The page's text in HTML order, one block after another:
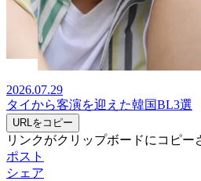
2026.07.29
タイから客演を迎えた韓国BL3選
URLをコピー
リンクがクリップボードにコピー
ポスト
シェア